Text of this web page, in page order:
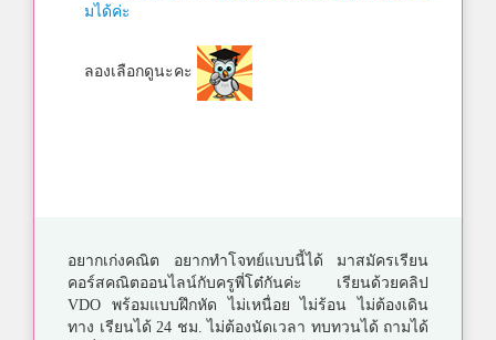
มได้ค่ะ
ลองเลือกดูนะคะ
อยากเก่งคณิต อยากทำโจทย์แบบนี้ได้ มาสมัครเรียน
คอร์สคณิตออนไลน์กับครูพี่โต๋กันค่ะ เรียนด้วยคลิป
VDO พร้อมแบบฝึกหัด ไม่เหนื่อย ไม่ร้อน ไม่ต้องเดิน
ทาง เรียนได้ 24 ชม. ไม่ต้องนัดเวลา ทบทวนได้ ถามได้